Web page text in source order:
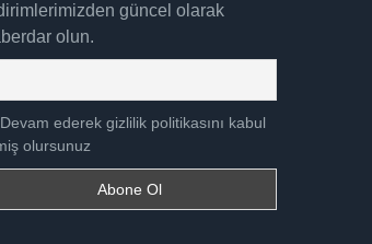
güncel olarak
olun.
Devam ederek gizlilik politikasını kabul
olursunuz